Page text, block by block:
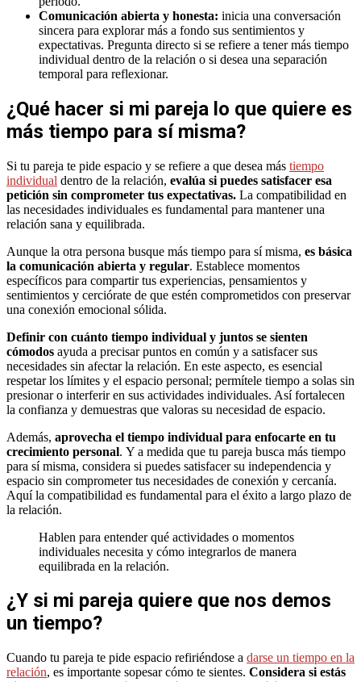
Comunicación abierta y honesta: inicia una conversación
sincera para explorar más a fondo sus sentimientos y
expectativas. Pregunta directo si se refiere a tener más tiempo
individual dentro de la relación o si desea una separación
temporal para reflexionar.
¿Qué hacer si mi pareja lo que quiere es
más tiempo para sí misma?
Si tu pareja te pide espacio y se refiere a que desea más tiempo
individual dentro de la relación, evalúa si puedes satisfacer esa
petición sin comprometer tus expectativas. La compatibilidad en
las necesidades individuales es fundamental para mantener una
relación sana y equilibrada.
Aunque la otra persona busque más tiempo para sí misma, es básica
la comunicación abierta y regular. Establece momentos
específicos para compartir tus experiencias, pensamientos y
sentimientos y cerciórate de que estén comprometidos con preservar
una conexión emocional sólida.
Definir con cuánto tiempo individual y juntos se sienten
cómodos ayuda a precisar puntos en común y a satisfacer sus
necesidades sin afectar la relación. En este aspecto, es esencial
respetar los límites y el espacio personal; permítele tiempo a solas sin
presionar o interferir en sus actividades individuales. Así fortalecen
la confianza y demuestras que valoras su necesidad de espacio.
Además, aprovecha el tiempo individual para enfocarte en tu
crecimiento personal. Y a medida que tu pareja busca más tiempo
para sí misma, considera si puedes satisfacer su independencia y
espacio sin comprometer tus necesidades de conexión y cercanía.
Aquí la compatibilidad es fundamental para el éxito a largo plazo de
la relación.
Hablen para entender qué actividades o momentos
individuales necesita y cómo integrarlos de manera
equilibrada en la relación.
¿Y si mi pareja quiere que nos demos
un tiempo?
Cuando tu pareja te pide espacio refiriéndose a darse un tiempo en la
relación, es importante sopesar cómo te sientes. Considera si estás